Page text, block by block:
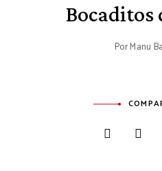
Bocaditos
PorManu